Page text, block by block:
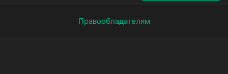
Правообладателям